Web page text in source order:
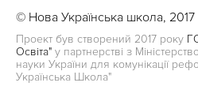
© Нова Українська школа, 2017
Проект був створений 2017 року
Освіта" у партнерстві з
науки України для комунікації
Українська Школа"